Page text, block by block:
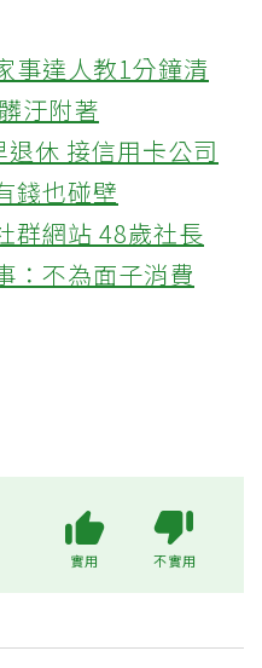
事達人教1分鐘清
汙附著
休 接信用卡公司
錢也碰壁
群網站 48歲社長
：不為面子消費
實用 不實用